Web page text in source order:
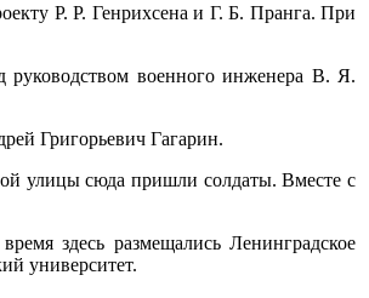
Р. Р. Генрихсена и Г. Б. Пранга. При
руководством военного инженера В. Я.
Григорьевич Гагарин.
улицы сюда пришли солдаты. Вместе с
здесь размещались Ленинградское
университет.